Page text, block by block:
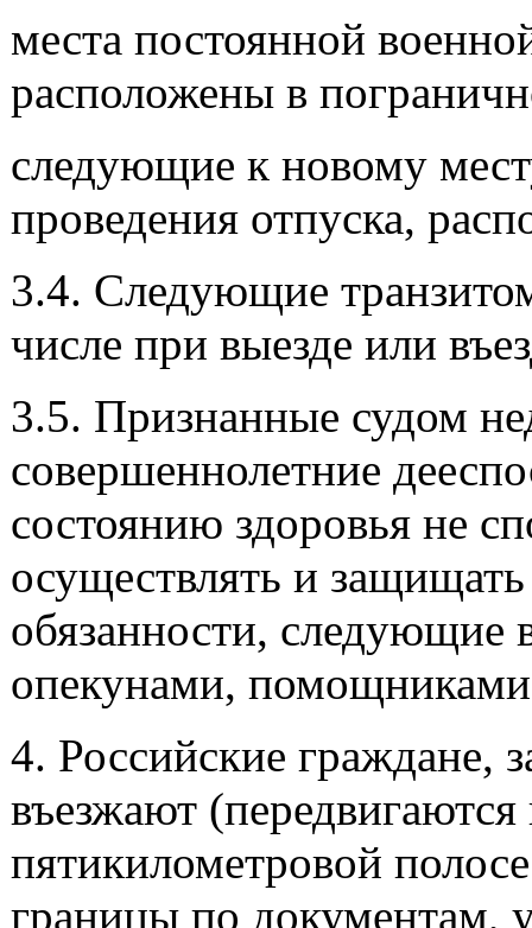
места постоянной
расположены в
следующие к новому
проведения отпуска,
3.4. Следующие
числе при выезде или
3.5. Признанные судом
совершеннолетние
состоянию здоровья не
осуществлять и
обязанности, следующие
опекунами,
4. Российские граждане,
въезжают
пятикилометровой
границы по документам,